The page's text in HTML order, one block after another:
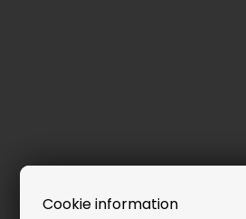
Cookie information